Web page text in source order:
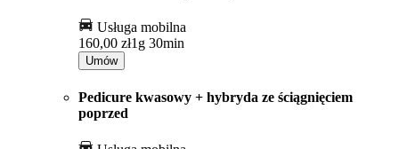
Usługa mobilna
160,00 zł1g 30min
Umów
Pedicure kwasowy + hybryda ze ściągnięciem
poprzed